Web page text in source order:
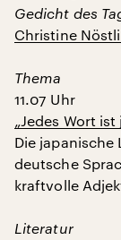
Gedicht des
Christine
Thema
11.07 Uhr
„Jedes Wort
Die japanische
deutsche
kraftvolle
Literatur